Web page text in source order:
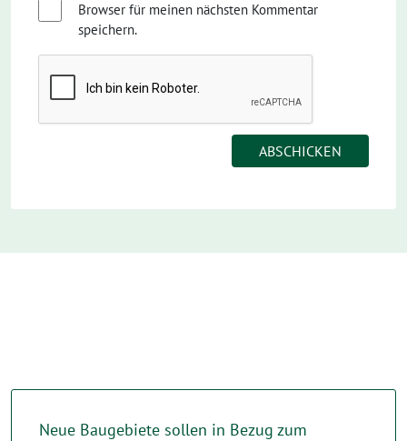
Browser für meinen nächsten Kommentar
speichern.
Neue Baugebiete sollen in Bezug zum